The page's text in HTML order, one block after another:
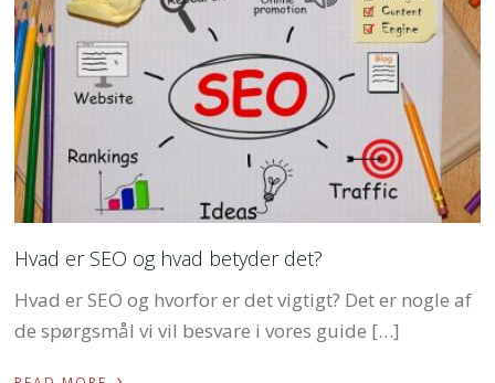
Hvad er SEO og hvad betyder det?
Hvad er SEO og hvorfor er det vigtigt? Det er nogle af
de spørgsmål vi vil besvare i vores guide […]